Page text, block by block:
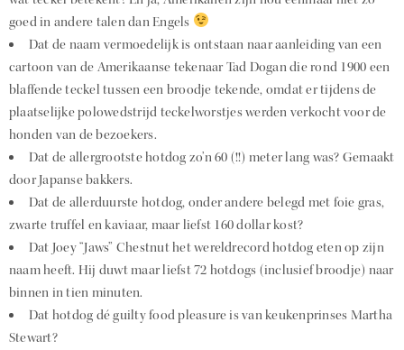
goed in andere talen dan Engels
Dat de naam vermoedelijk is ontstaan naar aanleiding van een
cartoon van de Amerikaanse tekenaar Tad Dogan die rond 1900 een
blaffende teckel tussen een broodje tekende, omdat er tijdens de
plaatselijke polowedstrijd teckelworstjes werden verkocht voor de
honden van de bezoekers.
Dat de allergrootste hotdog zo’n 60 (!!) meter lang was? Gemaakt
door Japanse bakkers.
Dat de allerduurste hotdog, onder andere belegd met foie gras,
zwarte truffel en kaviaar, maar liefst 160 dollar kost?
Dat Joey “Jaws” Chestnut het wereldrecord hotdog eten op zijn
naam heeft. Hij duwt maar liefst 72 hotdogs (inclusief broodje) naar
binnen in tien minuten.
Dat hotdog dé guilty food pleasure is van keukenprinses Martha
Stewart?